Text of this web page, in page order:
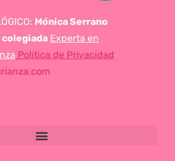
Mónica Serrano
Experta en
Política de Privacidad